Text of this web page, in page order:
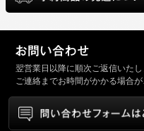
翌営業日以降に順次ご返信いたし
ご連絡までお時間がかかる場合